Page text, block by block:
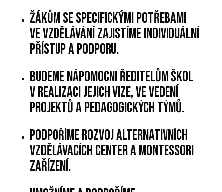
Žákům se specifickými potřebami
ve vzdělávání zajistíme individuální
přístup a podporu.
Budeme nápomocni ředitelům škol
v realizaci jejich vize, ve vedení
projektů a pedagogických týmů.
Podpoříme rozvoj alternativních
vzdělávacích center a Montessori
zařízení.